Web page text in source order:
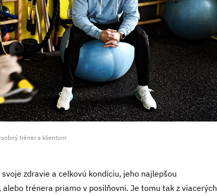
tréner s klientom
zdravie a celkovú kondíciu, jeho najlepšou
trénera priamo v posilňovni. Je tomu tak z viacerých